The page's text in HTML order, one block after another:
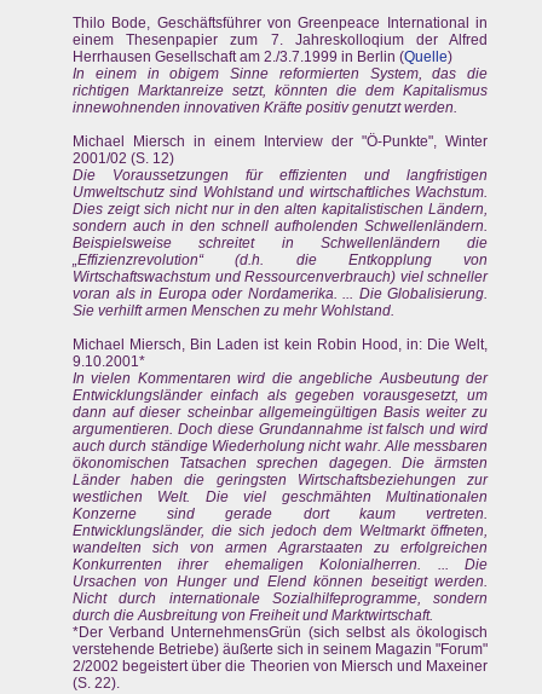
Thilo Bode, Geschäftsführer von Greenpeace International in
einem Thesenpapier zum 7. Jahreskolloqium der Alfred
Herrhausen Gesellschaft am 2./3.7.1999 in Berlin (Quelle)
In einem in obigem Sinne reformierten System, das die
richtigen Marktanreize setzt, könnten die dem Kapitalismus
innewohnenden innovativen Kräfte positiv genutzt werden.
Michael Miersch in einem Interview der "Ö-Punkte", Winter
2001/02 (S. 12)
Die Voraussetzungen für effizienten und langfristigen
Umweltschutz sind Wohlstand und wirtschaftliches Wachstum.
Dies zeigt sich nicht nur in den alten kapitalistischen Ländern,
sondern auch in den schnell aufholenden Schwellenländern.
Beispielsweise schreitet in Schwellenländern die
„Effizienzrevolution“ (d.h. die Entkopplung von
Wirtschaftswachstum und Ressourcenverbrauch) viel schneller
voran als in Europa oder Nordamerika. ... Die Globalisierung.
Sie verhilft armen Menschen zu mehr Wohlstand.
Michael Miersch, Bin Laden ist kein Robin Hood, in: Die Welt,
9.10.2001*
In vielen Kommentaren wird die angebliche Ausbeutung der
Entwicklungsländer einfach als gegeben vorausgesetzt, um
dann auf dieser scheinbar allgemeingültigen Basis weiter zu
argumentieren. Doch diese Grundannahme ist falsch und wird
auch durch ständige Wiederholung nicht wahr. Alle messbaren
ökonomischen Tatsachen sprechen dagegen. Die ärmsten
Länder haben die geringsten Wirtschaftsbeziehungen zur
westlichen Welt. Die viel geschmähten Multinationalen
Konzerne sind gerade dort kaum vertreten.
Entwicklungsländer, die sich jedoch dem Weltmarkt öffneten,
wandelten sich von armen Agrarstaaten zu erfolgreichen
Konkurrenten ihrer ehemaligen Kolonialherren. ... Die
Ursachen von Hunger und Elend können beseitigt werden.
Nicht durch internationale Sozialhilfeprogramme, sondern
durch die Ausbreitung von Freiheit und Marktwirtschaft.
*Der Verband UnternehmensGrün (sich selbst als ökologisch
verstehende Betriebe) äußerte sich in seinem Magazin "Forum"
2/2002 begeistert über die Theorien von Miersch und Maxeiner
(S. 22).